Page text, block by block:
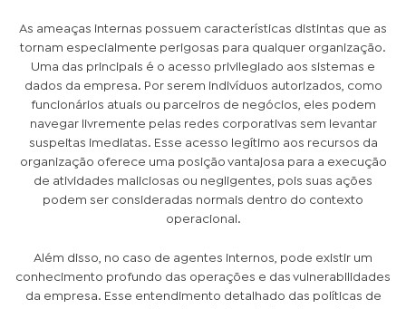
As ameaças internas possuem características distintas que as
tornam especialmente perigosas para qualquer organização.
Uma das principais é o acesso privilegiado aos sistemas e
dados da empresa. Por serem indivíduos autorizados, como
funcionários atuais ou parceiros de negócios, eles podem
navegar livremente pelas redes corporativas sem levantar
suspeitas imediatas. Esse acesso legítimo aos recursos da
organização oferece uma posição vantajosa para a execução
de atividades maliciosas ou negligentes, pois suas ações
podem ser consideradas normais dentro do contexto
operacional.
Além disso, no caso de agentes internos, pode existir um
conhecimento profundo das operações e das vulnerabilidades
da empresa. Esse entendimento detalhado das políticas de